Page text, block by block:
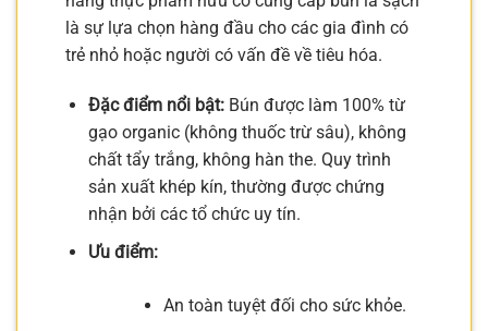
là sự lựa chọn hàng đầu cho các gia đình có
trẻ nhỏ hoặc người có vấn đề về tiêu hóa.
Đặc điểm nổi bật:Bún được làm 100% từ
gạo organic (không thuốc trừ sâu), không
chất tẩy trắng, không hàn the. Quy trình
sản xuất khép kín, thường được chứng
nhận bởi các tổ chức uy tín.
Ưu điểm:
An toàn tuyệt đối cho sức khỏe.